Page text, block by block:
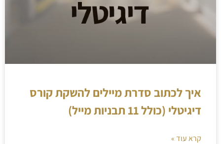
איך לכתוב סדרת מיילים להשקת קורס
דיגיטלי (כולל 11 תבניות מייל)
קרא עוד »